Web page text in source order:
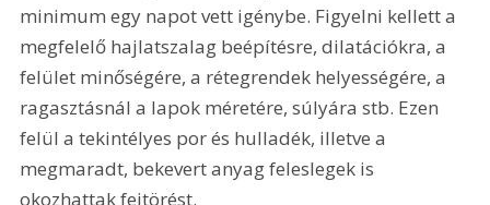
minimum egy napot vett igénybe. Figyelni kellett a
megfelelő hajlatszalag beépítésre, dilatációkra, a
felület minőségére, a rétegrendek helyességére, a
ragasztásnál a lapok méretére, súlyára stb. Ezen
felül a tekintélyes por és hulladék, illetve a
megmaradt, bekevert anyag feleslegek is
okozhattak fejtörést.